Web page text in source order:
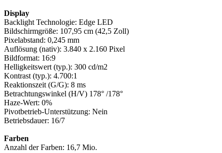
Display
Backlight Technologie: Edge LED
Bildschirmgröße: 107,95 cm (42,5 Zoll)
Pixelabstand: 0,245 mm
Auflösung (nativ): 3.840 x 2.160 Pixel
Bildformat: 16:9
Helligkeitswert (typ.): 300 cd/m2
Kontrast (typ.): 4.700:1
Reaktionszeit (G/G): 8 ms
Betrachtungswinkel (H/V) 178° /178°
Haze-Wert: 0%
Pivotbetrieb-Unterstützung: Nein
Betriebsdauer: 16/7
Farben
Anzahl der Farben: 16,7 Mio.